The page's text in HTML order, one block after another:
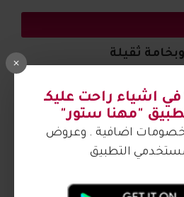
اشياء راحت عليكـ
"مهنا ستور"
اضافية . وعروض
التطبيق
ثقيلة
مهنا ستور